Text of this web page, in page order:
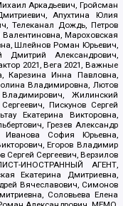
Аркадьевич, Гройсман
Апухтина Юлия
Телеканал Дождь, Петров
Мароховская
Шлейнов Роман Юрьевич,
Александрович,
2021, Вега 2021, Важные
Карезина Инна Павловна,
Владимировна, Лютов
Жилинский
Пискунов Сергей
Екатерина Викторовна,
Грезев Александр
Иванова София Юрьевна,
Егоров Владимир
Сергеевич, Верзилов
ИНОСТРАННЫЙ АГЕНТ,
Екатерина Дмитриевна,
Вячеславович, Симонов
Соловьева Елена